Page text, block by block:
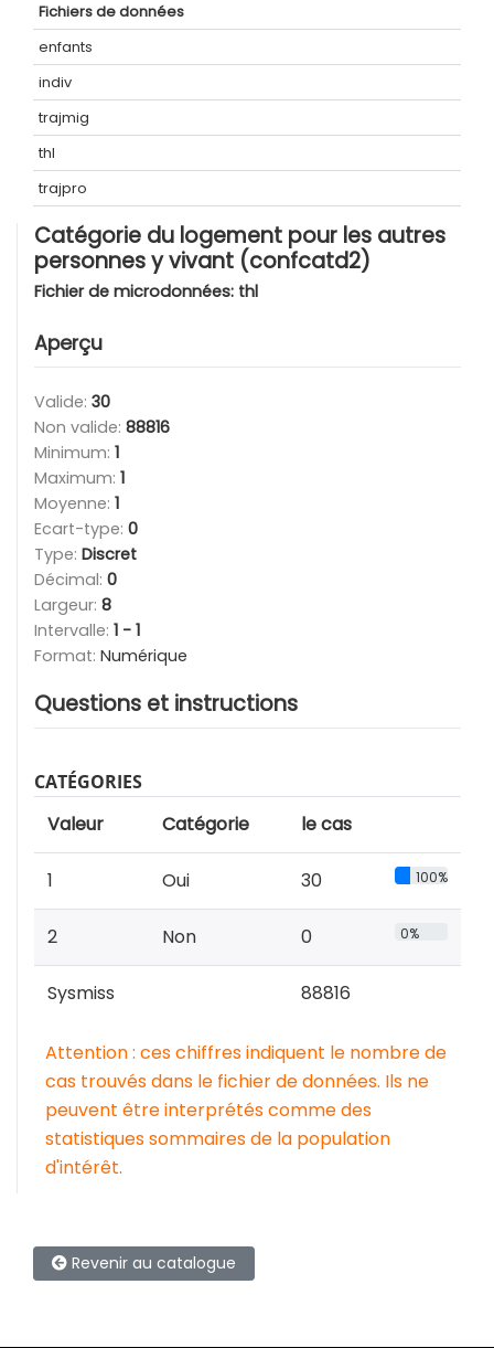
Fichiers de données
enfants
indiv
trajmig
thl
trajpro
Catégorie du logement pour les autres
personnes y vivant (confcatd2)
Fichier de microdonnées: thl
Aperçu
Valide: 30
Non valide: 88816
Minimum: 1
Maximum: 1
Moyenne: 1
Ecart-type: 0
Type: Discret
Décimal: 0
Largeur: 8
Intervalle: 1 - 1
Format: Numérique
Questions et instructions
CATÉGORIES
Valeur Catégorie le cas
1 Oui 30 100%
2 Non 0 0%
Sysmiss 88816
Attention : ces chiffres indiquent le nombre de
cas trouvés dans le fichier de données. Ils ne
peuvent être interprétés comme des
statistiques sommaires de la population
d'intérêt.
Revenir au catalogue